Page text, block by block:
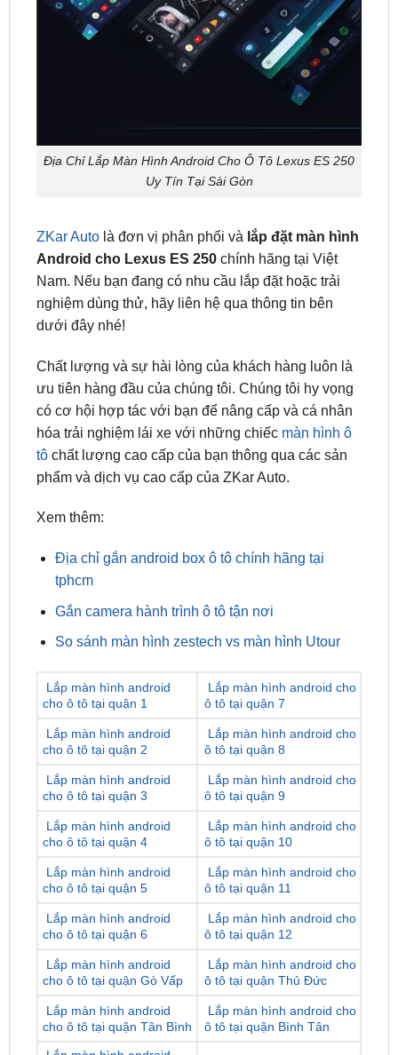
là đơn vị phân phối vàlắp đặt màn hình
Nam. Nếu bạn đang có nhu cầu lắp đặt hoặc trải
nghiệm dùng thử, hãy liên hệ qua thông tin bên
dưới đây nhé!
Chất lượng và sự hài lòng của khách hàng luôn là
có cơ hội hợp tác với bạn để nâng cấp và cá nhân
hóa trải nghiệm lái xe với những chiếc màn hình ô
tôchất lượng cao cấp của bạn thông qua các sản
phẩm và dịch vụ cao cấp của ZKar Auto.
Xem thêm:
Địa chỉ gắn android box ô tô chính hãng tại
Gắn camera hành trình ô tô tận nơi
Lắp màn hình android
Lắp màn hình android cho
Lắp màn hình android
cho ô tô tại quận 2
Lắp màn hình android cho
ô tô tại quận 8
Lắp màn hình android
cho ô tô tại quận 3
Lắp màn hình android cho
ô tô tại quận 9
Lắp màn hình android
cho ô tô tại quận 4
Lắp màn hình android cho
ô tô tại quận 10
Lắp màn hình android
cho ô tô tại quận 5
Lắp màn hình android cho
ô tô tại quận 11
Lắp màn hình android
cho ô tô tại quận 6
Lắp màn hình android cho
ô tô tại quận 12
Lắp màn hình android
cho ô tô tại quận Gò Vấp
Lắp màn hình android cho
ô tô tại quận Thủ Đức
Lắp màn hình android
cho ô tô tại quận Tân Bình
Lắp màn hình android cho
ô tô tại quận Bình Tân
Lắp màn hình android
cho ô tô tại quận Phú
Lắp màn hình android cho
ô tô tại huyện Nhà Bè